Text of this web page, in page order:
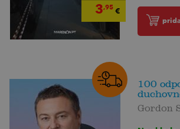
3,95€
100
Gordon